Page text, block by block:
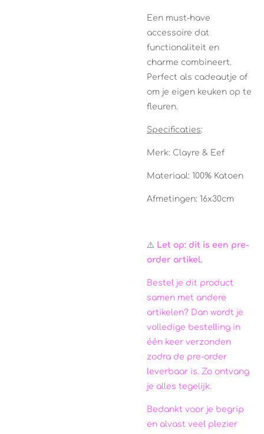
Een must-have
accessoire dat
functionaliteit en
charme combineert.
Perfect als cadeautje of
om je eigen keuken op te
fleuren.
Specificaties:
Merk: Clayre & Eef
Materiaal: 100% Katoen
Afmetingen: 16x30cm
⚠️ Let op: dit is een pre-
order artikel.
Bestel je dit product
samen met andere
artikelen? Dan wordt je
volledige bestelling in
één keer verzonden
zodra de pre-order
leverbaar is. Zo ontvang
je alles tegelijk.
Bedankt voor je begrip
en alvast veel plezier